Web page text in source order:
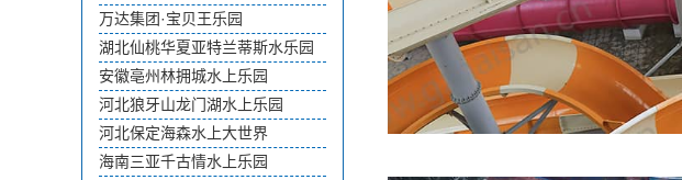
万达集团·宝贝王乐园
湖北仙桃华夏亚特兰蒂斯水乐园
安徽亳州林拥城水上乐园
河北狼牙山龙门湖水上乐园
河北保定海森水上大世界
海南三亚千古情水上乐园